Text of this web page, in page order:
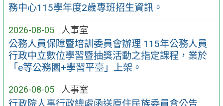
務中心115學年度2歲專班招生資訊。
2026-08-05 人事室
公務人員保障暨培訓委員會辦理 115年公務人員
行政中立數位學習暨抽獎活動之指定課程，業於
「e等公務園+學習平臺」上架。
2026-08-05 人事室